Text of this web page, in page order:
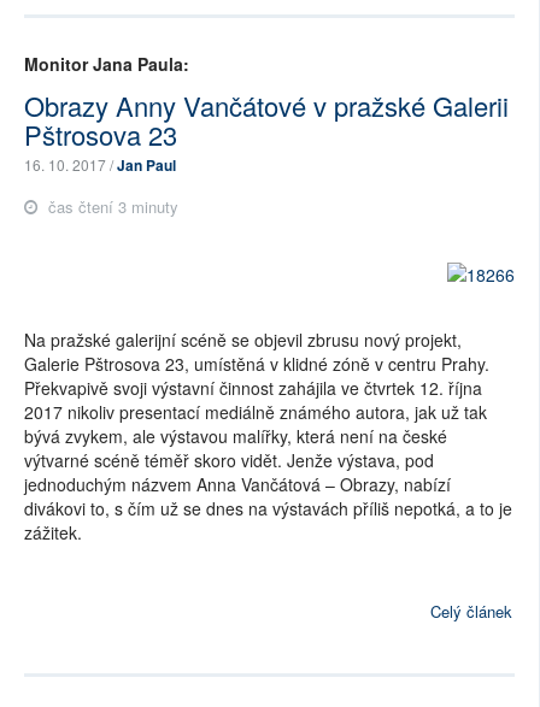
Monitor Jana Paula:
Obrazy Anny Vančátové v pražské Galerii
Pštrosova 23
16. 10. 2017 /Jan Paul
čas čtení 3 minuty
Na pražské galerijní scéně se objevil zbrusu nový projekt,
Galerie Pštrosova 23, umístěná v klidné zóně v centru Prahy.
Překvapivě svoji výstavní činnost zahájila ve čtvrtek 12. října
2017 nikoliv presentací mediálně známého autora, jak už tak
bývá zvykem, ale výstavou malířky, která není na české
výtvarné scéně téměř skoro vidět. Jenže výstava, pod
jednoduchým názvem Anna Vančátová – Obrazy, nabízí
divákovi to, s čím už se dnes na výstavách příliš nepotká, a to je
zážitek.
Celý článek